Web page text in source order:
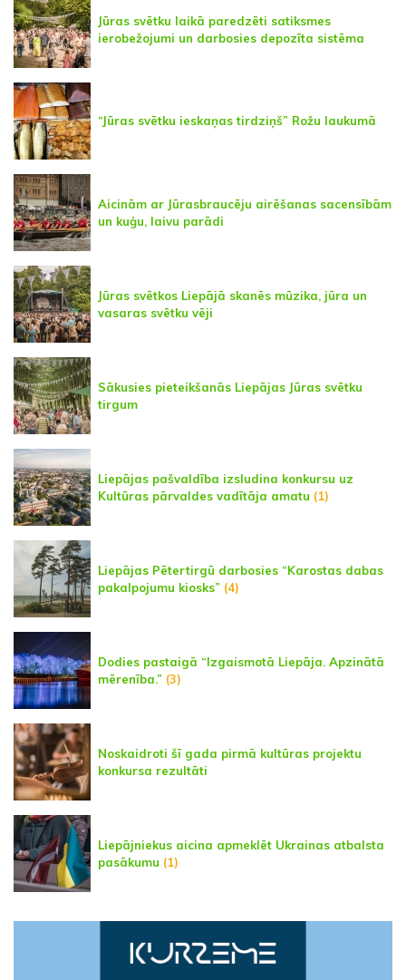
Jūras svētku laikā paredzēti satiksmes
ierobežojumi un darbosies depozīta sistēma
“Jūras svētku ieskaņas tirdziņš” Rožu laukumā
Aicinām ar Jūrasbraucēju airēšanas sacensībām
un kuģu, laivu parādi
Jūras svētkos Liepājā skanēs mūzika, jūra un
vasaras svētku vēji
Sākusies pieteikšanās Liepājas Jūras svētku
tirgum
Liepājas pašvaldība izsludina konkursu uz
Kultūras pārvaldes vadītāja amatu (1)
Liepājas Pētertirgū darbosies “Karostas dabas
pakalpojumu kiosks” (4)
Dodies pastaigā “Izgaismotā Liepāja. Apzinātā
mērenība.” (3)
Noskaidroti šī gada pirmā kultūras projektu
konkursa rezultāti
Liepājniekus aicina apmeklēt Ukrainas atbalsta
pasākumu (1)